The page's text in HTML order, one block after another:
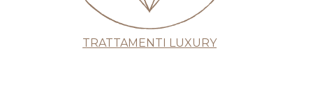
TRATTAMENTI LUXURY